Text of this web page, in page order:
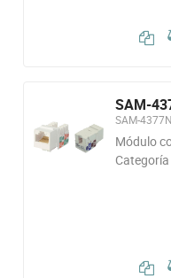
SAM-
SAM-4377N
Módulo